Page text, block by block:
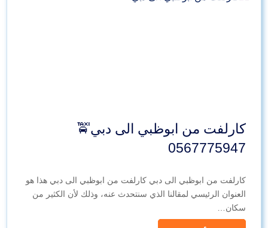
كارلفت من ابوظبي الى دبي🚖
0567775947
كارلفت من ابوظبي الى دبي كارلفت من ابوظبي الى دبي هذا هو
العنوان الرئيسي لمقالنا الذي سنتحدث عنه، وذلك لأن الكثير من
سكان…